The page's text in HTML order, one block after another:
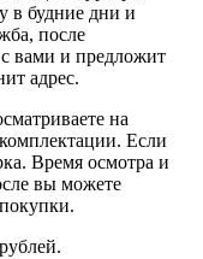
в будние дни и
после
с вами и предложит
адрес.
на
Если
Время осмотра и
вы можете